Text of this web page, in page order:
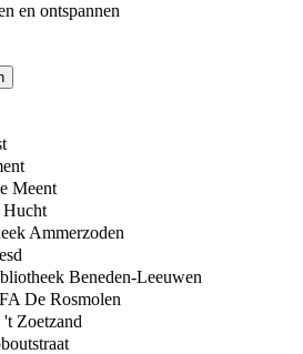
en ontspannen
Meent
Hucht
Ammerzoden
Beneden-Leeuwen
De Rosmolen
Zoetzand